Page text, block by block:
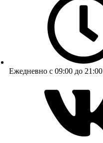
Ежедневно с 09:00 до 21:00